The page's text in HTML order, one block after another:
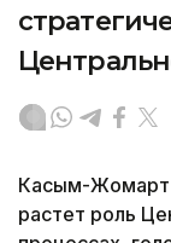
Касым-Жомарт
растет роль